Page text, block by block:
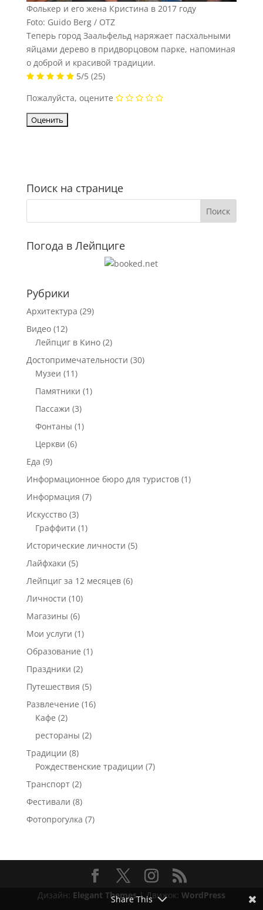
Фолькер и его жена Кристина в 2017 году
Foto: Guido Berg / OTZ
Теперь город Заальфельд наряжает пасхальными
яйцами дерево в придворцовом парке, напоминая
о доброй и красивой традиции.
5/5 (25)
Пожалуйста, оцените
Поиск на странице
Погода в Лейпциге
Рубрики
Архитектура (29)
Видео(12)
Лейпциг в Кино(2)
Достопримечательности (30)
Музеи (11)
Памятники (1)
Пассажи (3)
Фонтаны (1)
Церкви (6)
Еда (9)
Информационное бюро для туристов(1)
Информация (7)
Искусство(3)
Граффити (1)
Исторические личности (5)
Лайфхаки (5)
Лейпциг за 12 месяцев(6)
Личности (10)
Магазины (6)
Мои услуги (1)
Образование (1)
Праздники (2)
Путешествия (5)
Развлечение (16)
Кафе (2)
рестораны (2)
Традиции (8)
Рождественские традиции (7)
Транспорт(2)
Фестивали (8)
Фотопрогулка (7)
Дизайн: Elegant Themes| Движок: WordPress
Share This